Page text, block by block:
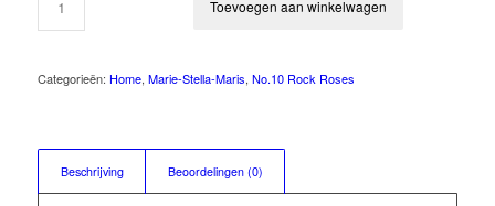
Toevoegen aan winkelwagen
Categorieën: Home, Marie-Stella-Maris, No.10 Rock Roses
Beschrijving Beoordelingen (0)